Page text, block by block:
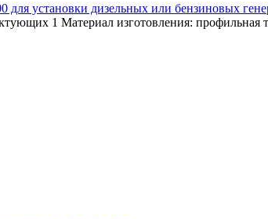
установки дизельных или бензиновых
1 Материал изготовления: профильная